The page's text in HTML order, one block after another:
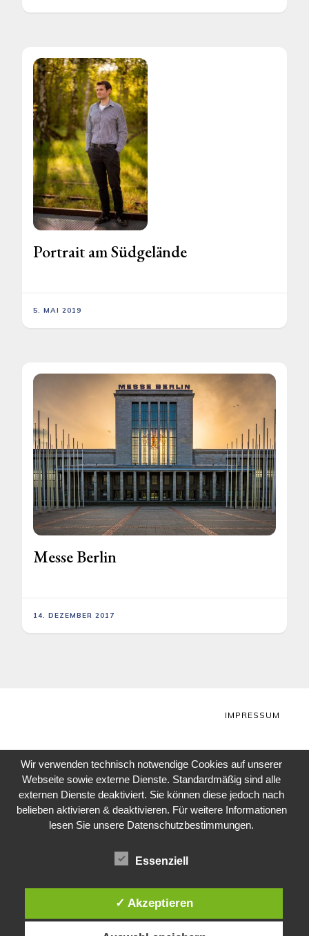
Portrait am Südgelände
5. MAI 2019
Messe Berlin
14. DEZEMBER 2017
IMPRESSUM
Wir verwenden technisch notwendige Cookies auf unserer
Webseite sowie externe Dienste. Standardmäßig sind alle
externen Dienste deaktiviert. Sie können diese jedoch nach
belieben aktivieren & deaktivieren. Für weitere Informationen
lesen Sie unsere Datenschutzbestimmungen.
Essenziell
✓ Akzeptieren